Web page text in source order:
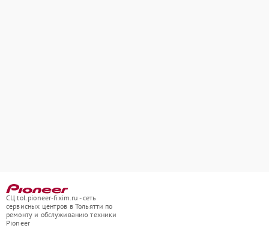
СЦ tol.pioneer-fixim.ru - сеть
сервисных центров в Тольятти по
ремонту и обслуживанию техники
Pioneer